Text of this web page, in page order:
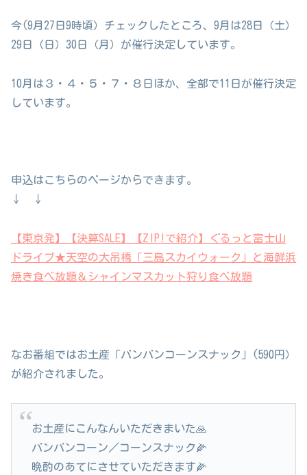
今(9月27日9時頃）チェックしたところ、9月は28日（土）
29日（日）30日（月）が催行決定しています。
10月は３・４・５・７・８日ほか、全部で11日が催行決定
しています。
申込はこちらのページからできます。
↓ ↓
【東京発】【決算SALE】【ZIP!で紹介】ぐるっと富士山
ドライブ★天空の大吊橋「三島スカイウォーク」と海鮮浜
焼き食べ放題＆シャインマスカット狩り食べ放題
なお番組ではお土産「バンバンコーンスナック」(590円）
が紹介されました。
お土産にこんなんいただきまいた🙏
バンバンコーン／コーンスナック🌽
晩酌のあてにさせていただきます🌽